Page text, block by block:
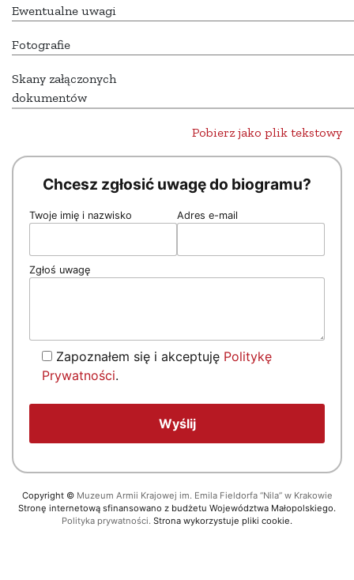
Ewentualne uwagi
Fotografie
Skany załączonych
dokumentów
Pobierz jako plik tekstowy
Chcesz zgłosić uwagę do biogramu?
Twoje imię i nazwisko Adres e-mail
Zgłoś uwagę
Zapoznałem się i akceptuję Politykę
Prywatności.
Copyright © Muzeum Armii Krajowej im. Emila Fieldorfa “Nila” w Krakowie
Stronę internetową sfinansowano z budżetu Województwa Małopolskiego.
Polityka prywatności. Strona wykorzystuje pliki cookie.